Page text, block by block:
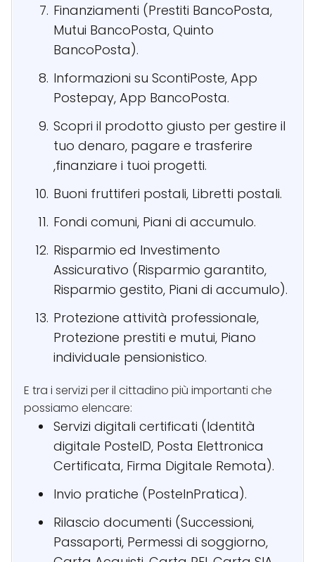
Finanziamenti (Prestiti BancoPosta,
Mutui BancoPosta, Quinto
BancoPosta).
Informazioni su ScontiPoste, App
Postepay, App BancoPosta.
Scopri il prodotto giusto per gestire il
tuo denaro, pagare e trasferire
,finanziare i tuoi progetti.
Buoni fruttiferi postali, Libretti postali.
Fondi comuni, Piani di accumulo.
Risparmio ed Investimento
Assicurativo (Risparmio garantito,
Risparmio gestito, Piani di accumulo).
Protezione attività professionale,
Protezione prestiti e mutui, Piano
individuale pensionistico.
E tra i servizi per il cittadino più importanti che
possiamo elencare:
Servizi digitali certificati (Identità
digitale PosteID, Posta Elettronica
Certificata, Firma Digitale Remota).
Invio pratiche (PosteInPratica).
Rilascio documenti (Successioni,
Passaporti, Permessi di soggiorno,